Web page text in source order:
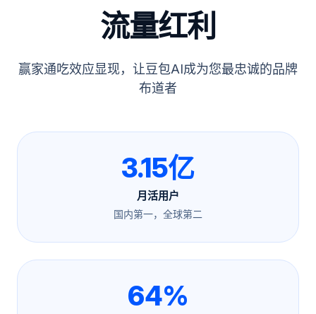
流量红利
赢家通吃效应显现，让豆包AI成为您最忠诚的品牌
布道者
3.15亿
月活用户
国内第一，全球第二
64%